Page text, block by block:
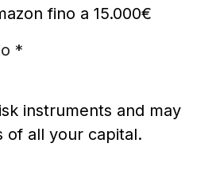
fino a 15.000€
*
instruments and may
of all your capital.